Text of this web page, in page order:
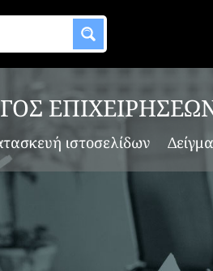
ιστοσελίδων